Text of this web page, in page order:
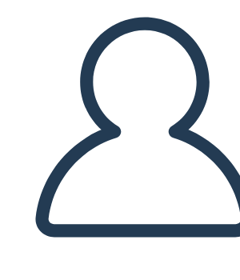
STWÓRZ SCENORYS
ODTWARZANIE POKAZU SLAJDÓW
PRZECZYTAJ MI